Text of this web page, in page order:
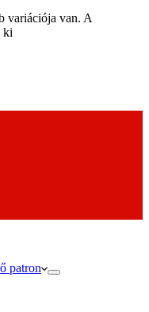
variációja van. A
ki
patron